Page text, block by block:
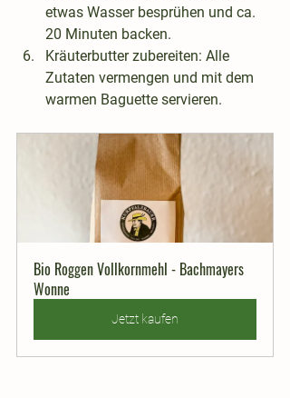
etwas Wasser besprühen und ca.
20 Minuten backen.
Kräuterbutter zubereiten: Alle
Zutaten vermengen und mit dem
warmen Baguette servieren.
Bio Roggen Vollkornmehl - Bachmayers
Wonne
Jetzt kaufen